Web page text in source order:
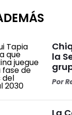
la
Por
La